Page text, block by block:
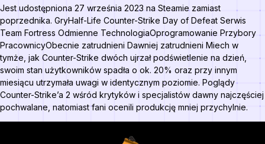
Jest udostępniona 27 września 2023 na Steamie zamiast
poprzednika. GryHalf-Life Counter-Strike Day of Defeat Serwis
Team Fortress Odmienne TechnologiaOprogramowanie Przybory
PracownicyObecnie zatrudnieni Dawniej zatrudnieni Miech w
tymże, jak Counter-Strike dwóch ujrzał podświetlenie na dzień,
swoim stan użytkowników spadła o ok. 20% oraz przy innym
miesiącu utrzymała uwagi w identycznym poziomie. Poglądy
Counter-Strike’a 2 wśród krytyków i specjalistów dawny najczęściej
pochwalane, natomiast fani ocenili produkcję mniej przychylnie.